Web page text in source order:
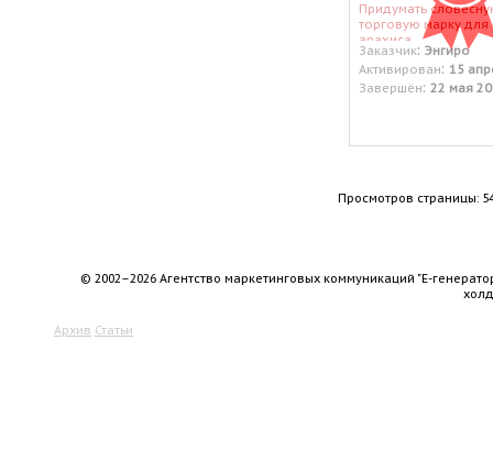
Придумать
торговую марку для
арахиса
Заказчик: Энгиро
Активирован: 15
Завершён: 22 мая
Просмотров страницы:
© 2002–2026 Агентство маркетинговых коммуникаций "Е-
Архив Статьи